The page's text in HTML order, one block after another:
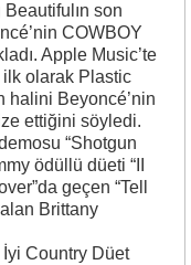
ın son
COWBOY
Apple Music’te
ilk olarak Plastic
halini Beyoncé’nin
ettiğini söyledi.
“Shotgun
ödüllü düeti “II
geçen “Tell
Brittany
İyi Country Düet